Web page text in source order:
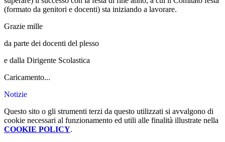
(formato da genitori e docenti) sta iniziando a lavorare.
Grazie mille
da parte dei docenti del plesso
e dalla Dirigente Scolastica
Caricamento...
Notizie
Questo sito o gli strumenti terzi da questo utilizzati si avvalgono di
cookie necessari al funzionamento ed utili alle finalità illustrate nella
COOKIE POLICY.